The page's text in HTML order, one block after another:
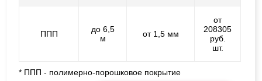
ППП
до 6,5
м
от 1,5 мм
от
208305
руб.
шт.
* ППП - полимерно-порошковое покрытие